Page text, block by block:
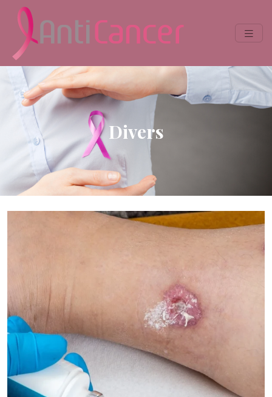
Divers